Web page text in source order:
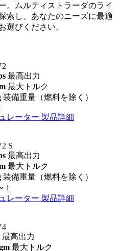
。ムルティストラーダのライ
索し、あなたのニーズに最適
選びください。
最高出力
最大トルク
装備重量（燃料を除く）
レーター 製品詳細
S
最高出力
最大トルク
装備重量（燃料を除く）
i
レーター 製品詳細
最高出力
最大トルク